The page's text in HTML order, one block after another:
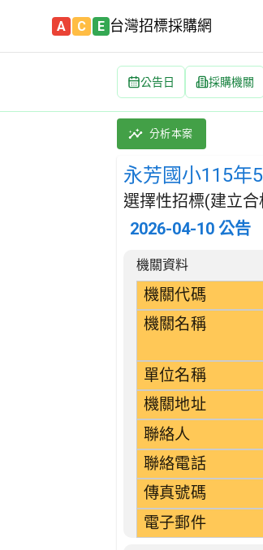
A C E 台灣招標採購網
公告日 採購機關
永芳國小115年5月學校
採購類別：財物類 肉類,
分析本案
永芳國小115年
選擇性招標(建立
2026-04-10 公告
招標公告詳細內容
機關資料
機關代碼
機關名稱
單位名稱
機關地址
聯絡人
聯絡電話
傳真號碼
電子郵件